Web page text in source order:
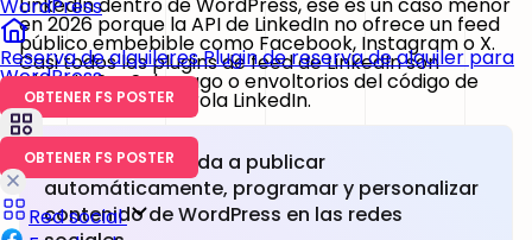
WordPress
Reserva de alquileresPlugin de reserva de alquiler para
WordPress
OBTENER FS POSTER
OBTENER FS POSTER
Red social
en 2026 porque la API de LinkedIn no ofrece un feed
público embebible como Facebook, Instagram o X.
Casi todos los plugins de feed de LinkedIn son
widgets SaaS de pago o envoltorios del código de
inserción que controla LinkedIn.
FS Poster te ayuda a publicar
automáticamente, programar y personalizar
contenido de WordPress en las redes